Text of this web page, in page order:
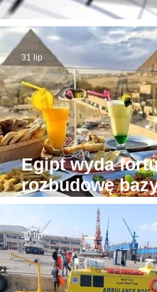
Trzęsienie
Egipt wyda
rozbudowę
wokół Piramid
31 lip
30 lip